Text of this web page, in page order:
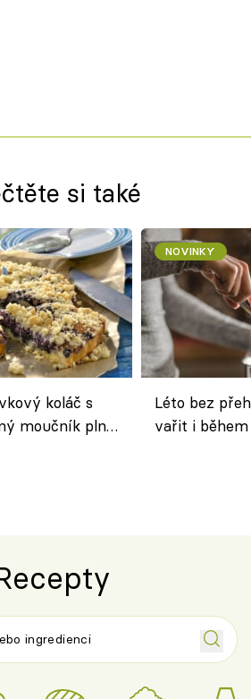
si také
koláč s
moučník plný
NOVINKY
Léto bez
vařit i